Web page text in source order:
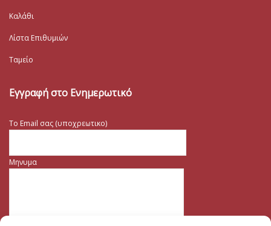
Καλάθι
Λίστα Επιθυμιών
Ταμείο
Εγγραφή στο Ενημερωτικό
Το Email σας (υποχρεωτικο)
Μηνυμα